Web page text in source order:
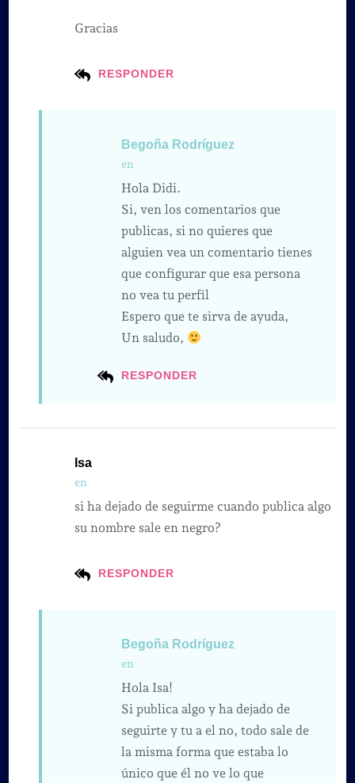
RESPONDER
Gracias
Begoña Rodríguez
en
RESPONDER
Hola Didi.
Si, ven los comentarios que
publicas, si no quieres que
alguien vea un comentario tienes
que configurar que esa persona
no vea tu perfil
Espero que te sirva de ayuda,
Un saludo,
Isa
en
RESPONDER
si ha dejado de seguirme cuando publica algo
su nombre sale en negro?
Begoña Rodríguez
en
Hola Isa!
Si publica algo y ha dejado de
seguirte y tu a el no, todo sale de
la misma forma que estaba lo
único que él no ve lo que